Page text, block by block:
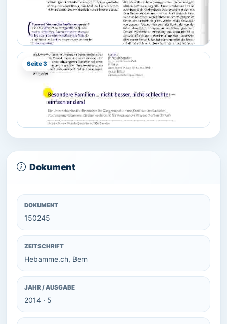
Seite 3
Dokument
DOKUMENT
150245
ZEITSCHRIFT
Hebamme.ch, Bern
JAHR / AUSGABE
2014 · 5